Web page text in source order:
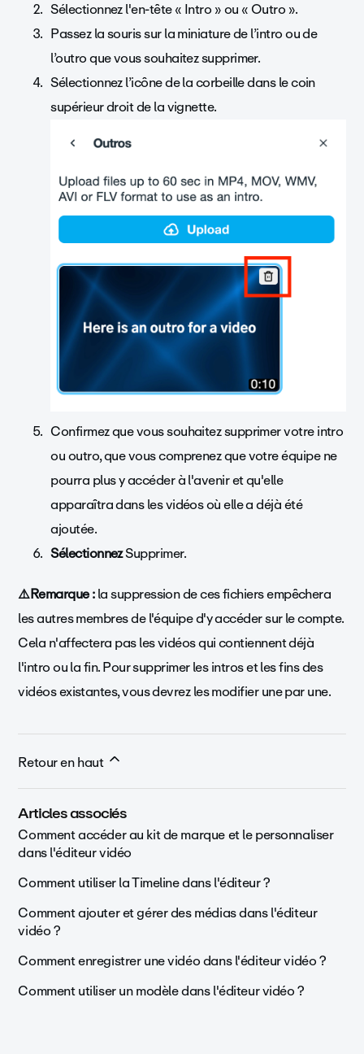
Sélectionnez l'en-tête « Intro » ou « Outro ».
Passez la souris sur la miniature de l’intro ou de
l’outro que vous souhaitez supprimer.
Sélectionnez l’icône de la corbeille dans le coin
supérieur droit de la vignette.
Confirmez que vous souhaitez supprimer votre intro
ou outro, que vous comprenez que votre équipe ne
pourra plus y accéder à l'avenir et qu'elle
apparaîtra dans les vidéos où elle a déjà été
ajoutée.
SélectionnezSupprimer.
⚠️Remarque :la suppression de ces fichiers empêchera
les autres membres de l'équipe d'y accéder sur le compte.
Cela n'affectera pas les vidéos qui contiennent déjà
l'intro ou la fin. Pour supprimer les intros et les fins des
vidéos existantes, vous devrez les modifier une par une.
Retour en haut
Articles associés
Comment accéder au kit de marque et le personnaliser
dans l'éditeur vidéo
Comment utiliser la Timeline dans l'éditeur ?
Comment ajouter et gérer des médias dans l'éditeur
vidéo ?
Comment enregistrer une vidéo dans l'éditeur vidéo ?
Comment utiliser un modèle dans l'éditeur vidéo ?